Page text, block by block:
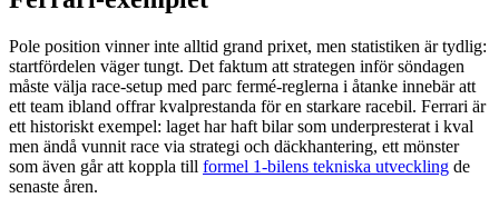
Pole position vinner inte alltid grand prixet, men statistiken är tydlig:
startfördelen väger tungt. Det faktum att strategen inför söndagen
måste välja race-setup med parc fermé-reglerna i åtanke innebär att
ett team ibland offrar kvalprestanda för en starkare racebil. Ferrari är
ett historiskt exempel: laget har haft bilar som underpresterat i kval
men ändå vunnit race via strategi och däckhantering, ett mönster
som även går att koppla till formel 1-bilens tekniska utveckling de
senaste åren.